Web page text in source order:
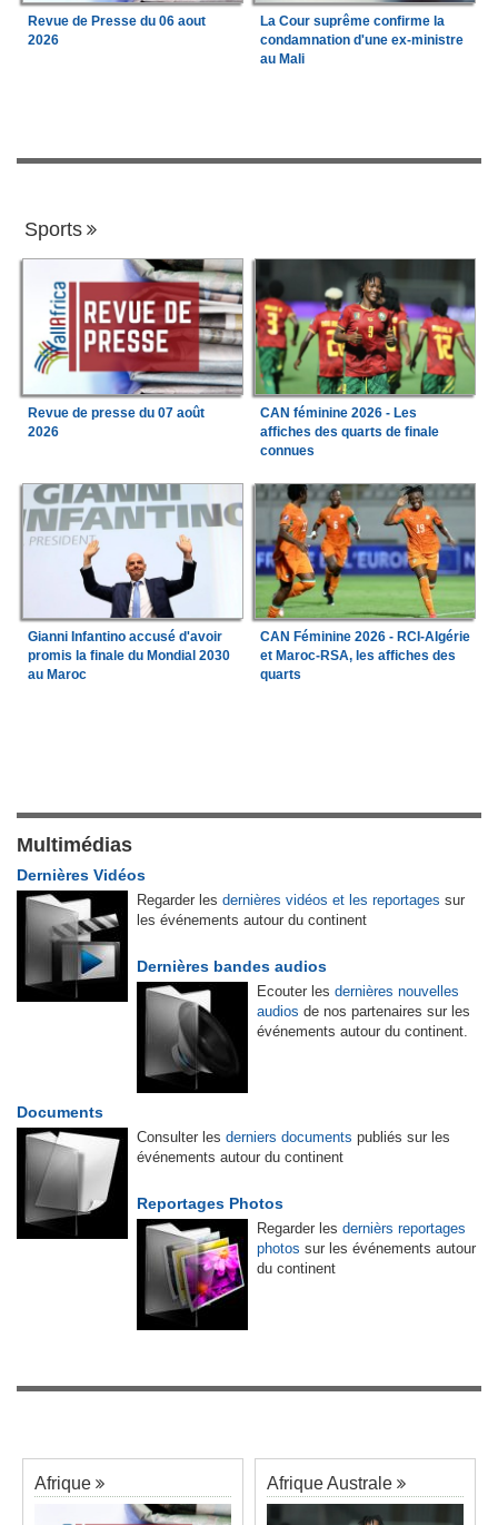
Revue de Presse du 06 aout
2026
La Cour suprême confirme la
condamnation d'une ex-ministre
au Mali
Sports
Revue de presse du 07 août
2026
CAN féminine 2026 - Les
affiches des quarts de finale
connues
Gianni Infantino accusé d'avoir
promis la finale du Mondial 2030
au Maroc
CAN Féminine 2026 - RCI-Algérie
et Maroc-RSA, les affiches des
quarts
Multimédias
Dernières Vidéos
Regarder les dernières vidéos et les reportages sur
les événements autour du continent
Dernières bandes audios
Ecouter les dernières nouvelles
audios de nos partenaires sur les
événements autour du continent.
Documents
Consulter les derniers documents publiés sur les
événements autour du continent
Reportages Photos
Regarder les dernièrs reportages
photos sur les événements autour
du continent
Afrique Afrique Australe